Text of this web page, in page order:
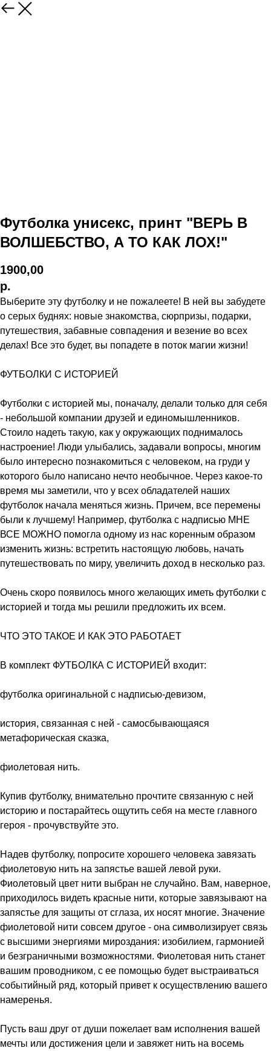
Футболка унисекс, принт "ВЕРЬ В
ВОЛШЕБСТВО, А ТО КАК ЛОХ!"
1900,00
р.
Выберите эту футболку и не пожалеете! В ней вы забудете
о серых буднях: новые знакомства, сюрпризы, подарки,
путешествия, забавные совпадения и везение во всех
делах! Все это будет, вы попадете в поток магии жизни!
ФУТБОЛКИ С ИСТОРИЕЙ
Футболки с историей мы, поначалу, делали только для себя
- небольшой компании друзей и единомышленников.
Стоило надеть такую, как у окружающих поднималось
настроение! Люди улыбались, задавали вопросы, многим
было интересно познакомиться с человеком, на груди у
которого было написано нечто необычное. Через какое-то
время мы заметили, что у всех обладателей наших
футболок начала меняться жизнь. Причем, все перемены
были к лучшему! Например, футболка с надписью МНЕ
ВСЕ МОЖНО помогла одному из нас коренным образом
изменить жизнь: встретить настоящую любовь, начать
путешествовать по миру, увеличить доход в несколько раз.
Очень скоро появилось много желающих иметь футболки с
историей и тогда мы решили предложить их всем.
ЧТО ЭТО ТАКОЕ И КАК ЭТО РАБОТАЕТ
В комплект ФУТБОЛКА С ИСТОРИЕЙ входит:
футболка оригинальной с надписью-девизом,
история, связанная с ней - самосбывающаяся
метафорическая сказка,
фиолетовая нить.
Купив футболку, внимательно прочтите связанную с ней
историю и постарайтесь ощутить себя на месте главного
героя - прочувствуйте это.
Надев футболку, попросите хорошего человека завязать
фиолетовую нить на запястье вашей левой руки.
Фиолетовый цвет нити выбран не случайно. Вам, наверное,
приходилось видеть красные нити, которые завязывают на
запястье для защиты от сглаза, их носят многие. Значение
фиолетовой нити совсем другое - она символизирует связь
с высшими энергиями мироздания: изобилием, гармонией
и безграничными возможностями. Фиолетовая нить станет
вашим проводником, с ее помощью будет выстраиваться
событийный ряд, который привет к осуществлению вашего
намеренья.
Пусть ваш друг от души пожелает вам исполнения вашей
мечты или достижения цели и завяжет нить на восемь